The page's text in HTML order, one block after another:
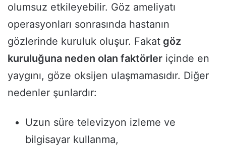
olumsuz etkileyebilir. Göz ameliyatı
operasyonları sonrasında hastanın
gözlerinde kuruluk oluşur. Fakat göz
kuruluğuna neden olan faktörler içinde en
yaygını, göze oksijen ulaşmamasıdır. Diğer
nedenler şunlardır:
Uzun süre televizyon izleme ve
bilgisayar kullanma,